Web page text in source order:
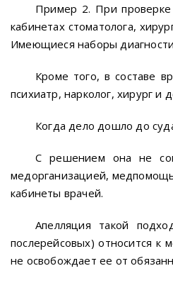
Пример 2. При проверке
кабинетах стоматолога,
Имеющиеся наборы
Кроме того, в составе
психиатр, нарколог, хирург и
Когда дело дошло до
С решением она не
медорганизацией,
кабинеты врачей.
Апелляция такой
послерейсовых) относится к
не освобождает ее от